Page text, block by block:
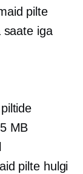
pilte
saate iga
MB
pilte hulgi